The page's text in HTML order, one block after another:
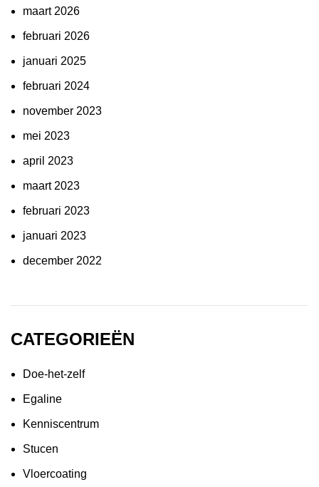
maart 2026
februari 2026
januari 2025
februari 2024
november 2023
mei 2023
april 2023
maart 2023
februari 2023
januari 2023
december 2022
CATEGORIEËN
Doe-het-zelf
Egaline
Kenniscentrum
Stucen
Vloercoating